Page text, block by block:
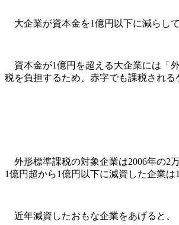
大企業が資本金を1億円以下に減らし
資本金が1億円を超える大企業には「
税を負担するため、赤字でも課税され
外形標準課税の対象企業は2006年の2
1億円超から1億円以下に減資した企業
近年減資したおもな企業をあげると、